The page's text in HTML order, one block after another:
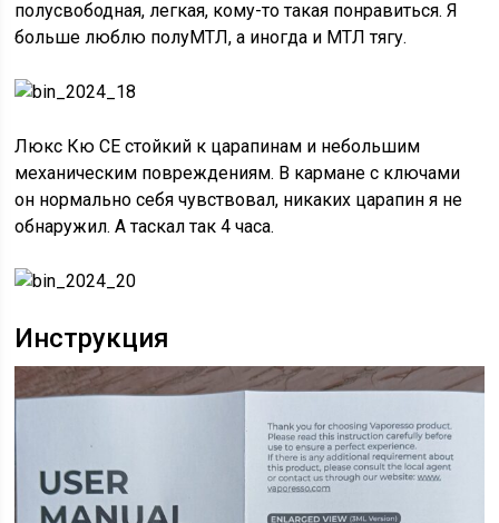
полусвободная, легкая, кому-то такая понравиться. Я
больше люблю полуМТЛ, а иногда и МТЛ тягу.
Люкс Кю СЕ стойкий к царапинам и небольшим
механическим повреждениям. В кармане с ключами
он нормально себя чувствовал, никаких царапин я не
обнаружил. А таскал так 4 часа.
Инструкция